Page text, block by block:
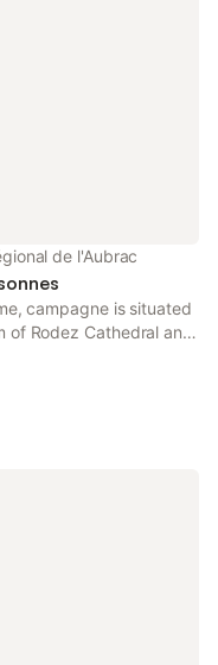
de l'Aubrac
campagne is situated
of Rodez Cathedral and
property offers access